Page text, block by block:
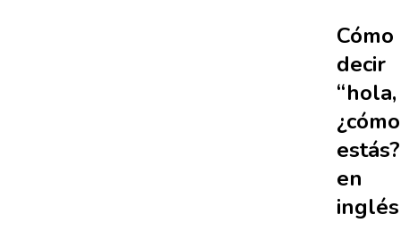
Cómo
decir
“hola,
¿cómo
en
inglés